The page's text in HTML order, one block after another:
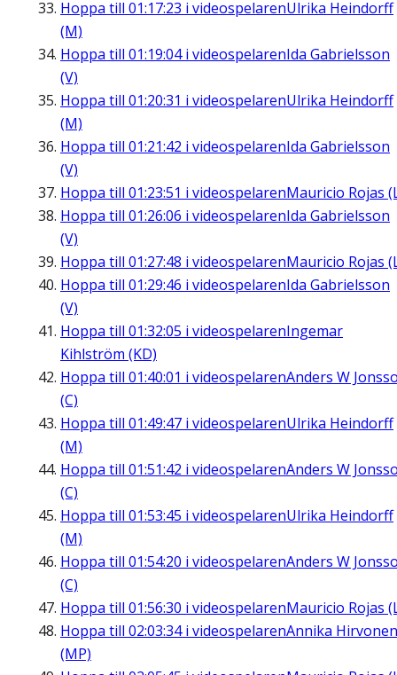
Hoppa till 01:17:23 i videospelarenUlrika Heindorff
(M)
Hoppa till 01:19:04i videospelarenIda Gabrielsson
(V)
Hoppa till 01:20:31 i videospelarenUlrika Heindorff
(M)
Hoppa till 01:21:42 i videospelarenIda Gabrielsson
(V)
Hoppa till 01:23:51 i videospelarenMauricio Rojas
Hoppa till 01:26:06 i videospelarenIda Gabrielsson
(V)
Hoppa till 01:27:48 i videospelarenMauricio Rojas
Hoppa till 01:29:46 i videospelarenIda Gabrielsson
(V)
Hoppa till 01:32:05 i videospelarenIngemar
Kihlström (KD)
Hoppa till 01:40:01 i videospelarenAnders W
(C)
Hoppa till 01:49:47 i videospelarenUlrika Heindorff
(M)
Hoppa till 01:51:42 i videospelarenAnders W
(C)
Hoppa till 01:53:45 i videospelarenUlrika Heindorff
(M)
Hoppa till 01:54:20 i videospelarenAnders W
(C)
Hoppa till 01:56:30 i videospelarenMauricio Rojas
Hoppa till 02:03:34i videospelarenAnnika Hirvonen
(MP)